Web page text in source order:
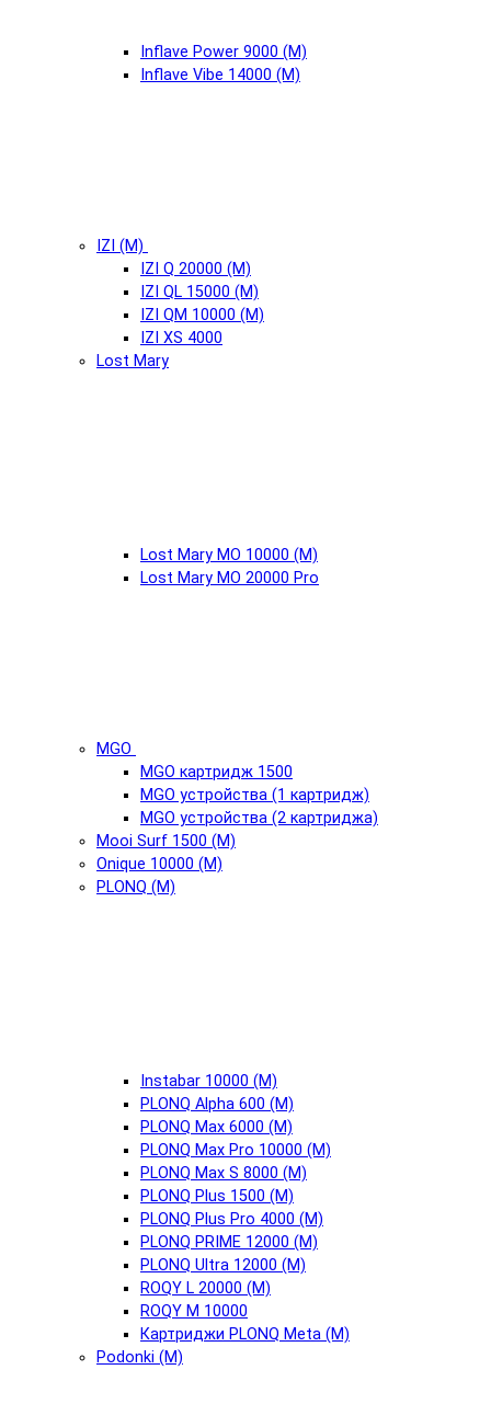
Inflave Power 9000 (М)
Inflave Vibe 14000 (М)
IZI (М)
IZI Q 20000 (М)
IZI QL 15000 (М)
IZI QM 10000 (М)
IZI XS 4000
Lost Mary
Lost Mary MO 10000 (М)
Lost Mary MO 20000 Pro
MGO
MGO картридж 1500
MGO устройства (1 картридж)
MGO устройства (2 картриджа)
Mooi Surf 1500 (М)
Onique 10000 (М)
PLONQ (М)
Instabar 10000 (М)
PLONQ Alpha 600 (М)
PLONQ Max 6000 (М)
PLONQ Max Pro 10000 (М)
PLONQ Max S 8000 (М)
PLONQ Plus 1500 (М)
PLONQ Plus Pro 4000 (М)
PLONQ PRIME 12000 (М)
PLONQ Ultra 12000 (М)
ROQY L 20000 (М)
ROQY M 10000
Картриджи PLONQ Meta (М)
Podonki (М)